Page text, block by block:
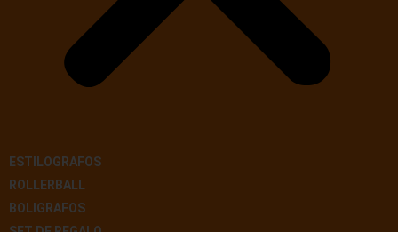
ESTILOGRAFOS
ROLLERBALL
BOLIGRAFOS